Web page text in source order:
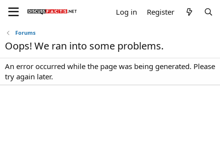
Log in Register
Forums
Oops! We ran into some problems.
An error occurred while the page was being generated. Please
try again later.